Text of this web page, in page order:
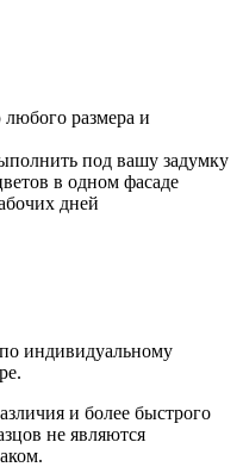
размера и
под вашу задумку
в одном фасаде
дней
индивидуальному
и более быстрого
не являются